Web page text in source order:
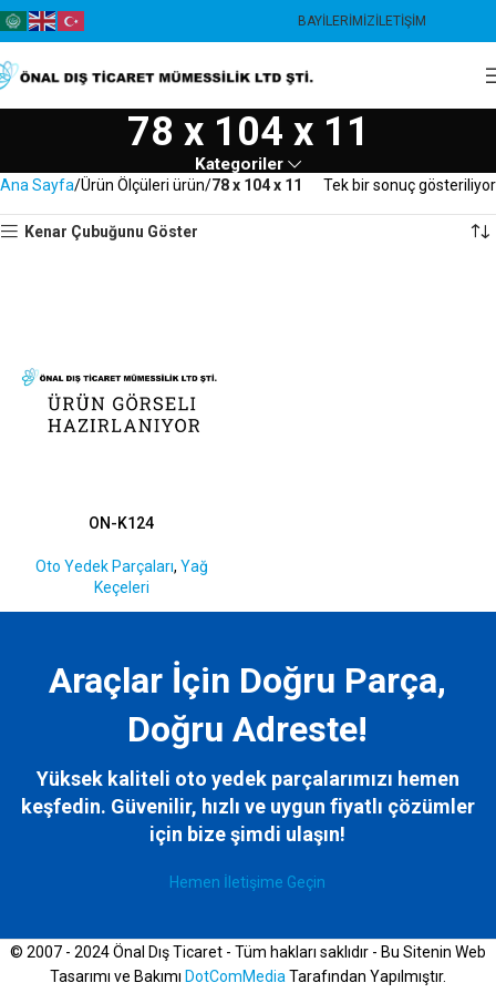
BAYILERIMIZİLETIŞIM
78 x 104 x 11
Kategoriler
Ana Sayfa Ürün Ölçüleri ürün 78 x 104 x 11 Tek bir sonuç gösteriliyor
Kenar Çubuğunu Göster
ON-K124
Oto Yedek Parçaları, Yağ
Keçeleri
Araçlar İçin Doğru Parça,
Doğru Adreste!
Yüksek kaliteli oto yedek parçalarımızı hemen
keşfedin. Güvenilir, hızlı ve uygun fiyatlı çözümler
için bizeşimdi ulaşın!
Hemen İletişime Geçin
© 2007 - 2024 Önal Dış Ticaret - Tüm hakları saklıdır - Bu Sitenin Web
Tasarımı ve Bakımı DotComMedia Tarafından Yapılmıştır.